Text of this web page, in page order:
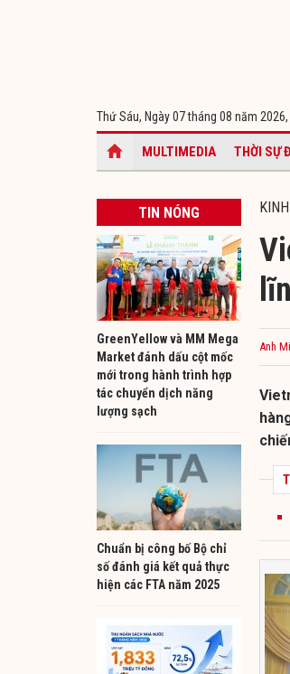
Thứ Sáu, Ngày 07 tháng 08 năm 2026,
MULTIMEDIA THỜI SỰ
TIN NÓNG
GreenYellow và MM Mega
Market đánh dấu cột mốc
mới trong hành trình hợp
tác chuyển dịch năng
lượng sạch
Chuẩn bị công bố Bộ chỉ
số đánh giá kết quả thực
hiện các FTA năm 2025
Anh